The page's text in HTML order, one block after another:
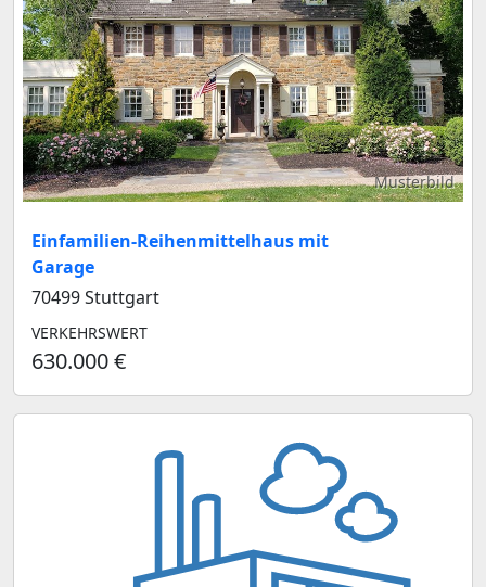
Musterbild
Einfamilien-Reihenmittelhaus mit
Garage
70499 Stuttgart
VERKEHRSWERT
630.000 €